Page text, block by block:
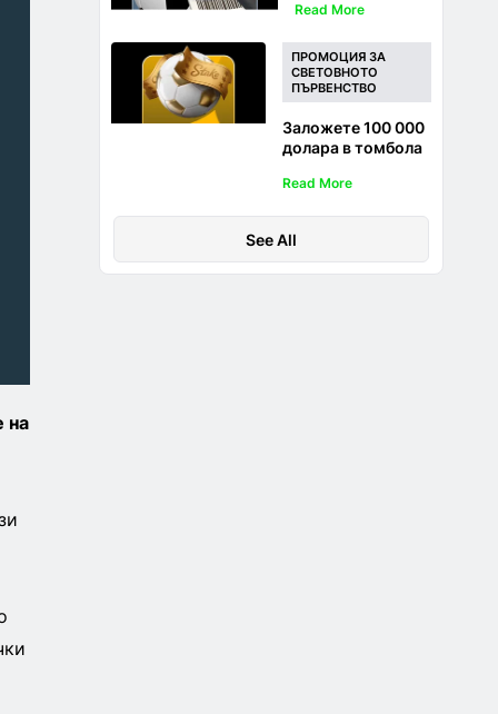
на
следите мулти
за една и съща
игра
Read More
ПРОМОЦИЯ ЗА
СВЕТОВНОТО
ПЪРВЕНСТВО
Заложете 100 000
долара в томбола
общността:
номера за залози
за Световното
Read More
See All